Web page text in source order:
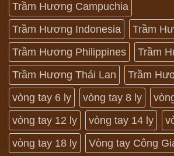
Trầm Hương Campuchia
Trầm Hương Indonesia
Trầm
Trầm Hương Philippines
Trầm
Trầm Hương Thái Lan
Trầm
vòng tay 6 ly
vòng tay 8 ly
vòng tay 12 ly
vòng tay 14 ly
vòng tay 18 ly
Vòng tay Công